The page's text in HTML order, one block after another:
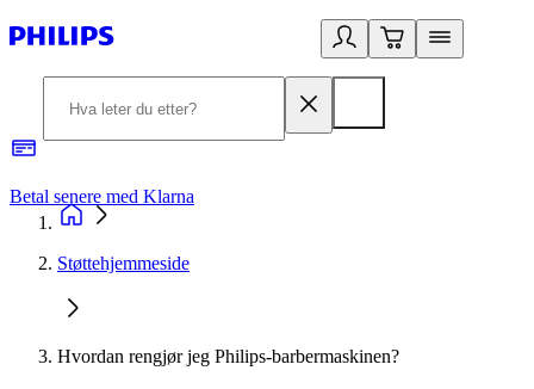
Betal senere med Klarna
Støttehjemmeside
Hvordan rengjør jeg Philips-barbermaskinen?